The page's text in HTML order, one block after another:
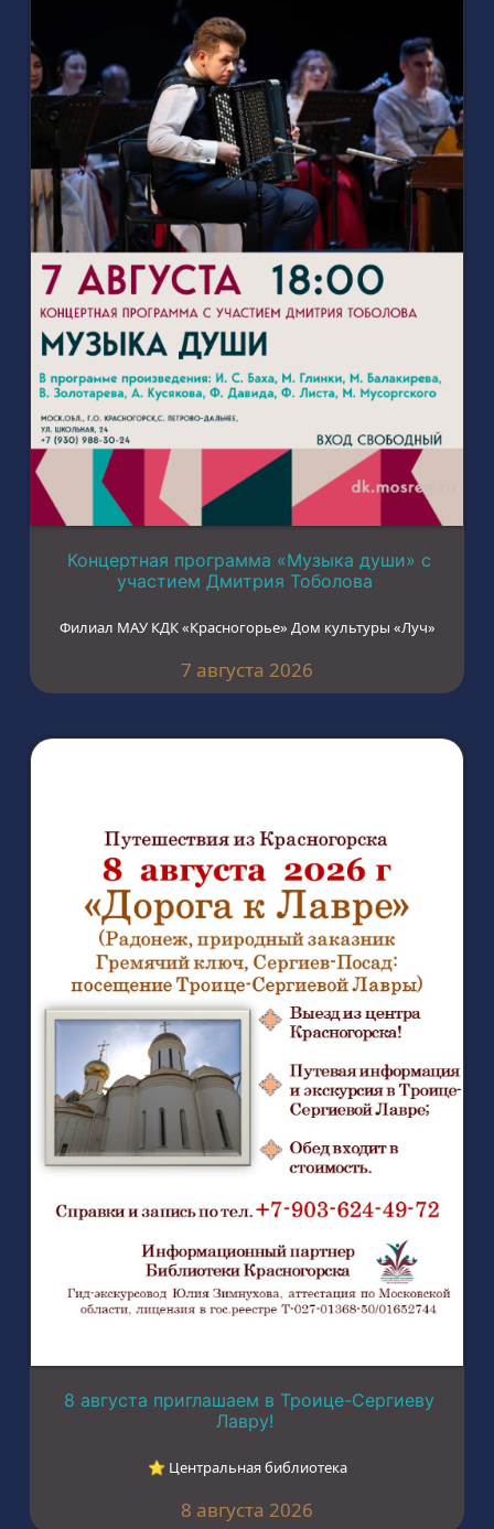
Концертная программа «Музыка души» с
участием Дмитрия Тоболова
Филиал МАУ КДК «Красногорье» Дом культуры «Луч»
7 августа 2026
8 августа приглашаем в Троице-Сергиеву
Лавру!
⭐︎ Центральная библиотека
8 августа 2026